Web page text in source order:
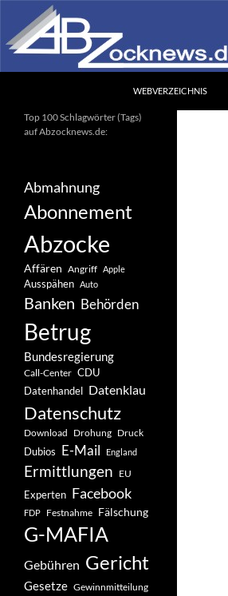
Inhalt
springen
WEBVERZEICHNIS
Ihr unabhängiges
Informationsportal
Top 100 Schlagwörter (Tags)
auf Abzocknews.de:
Abmahnung
Abonnement
Abzocke
Affären Angriff Apple
Ausspähen Auto
Banken Behörden
Betrug
Bundesregierung
Call-Center CDU
Datenhandel Datenklau
Datenschutz
Download Drohung Druck
Dubios E-Mail England
Ermittlungen EU
Experten Facebook
FDP Festnahme Fälschung
G-MAFIA
Gebühren Gericht
Gesetze Gewinnmitteilung